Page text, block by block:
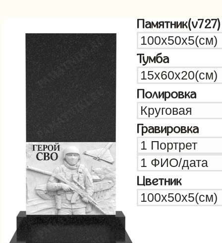
Памятник(v727)
Тумба
Полировка
Гравировка
Цветник